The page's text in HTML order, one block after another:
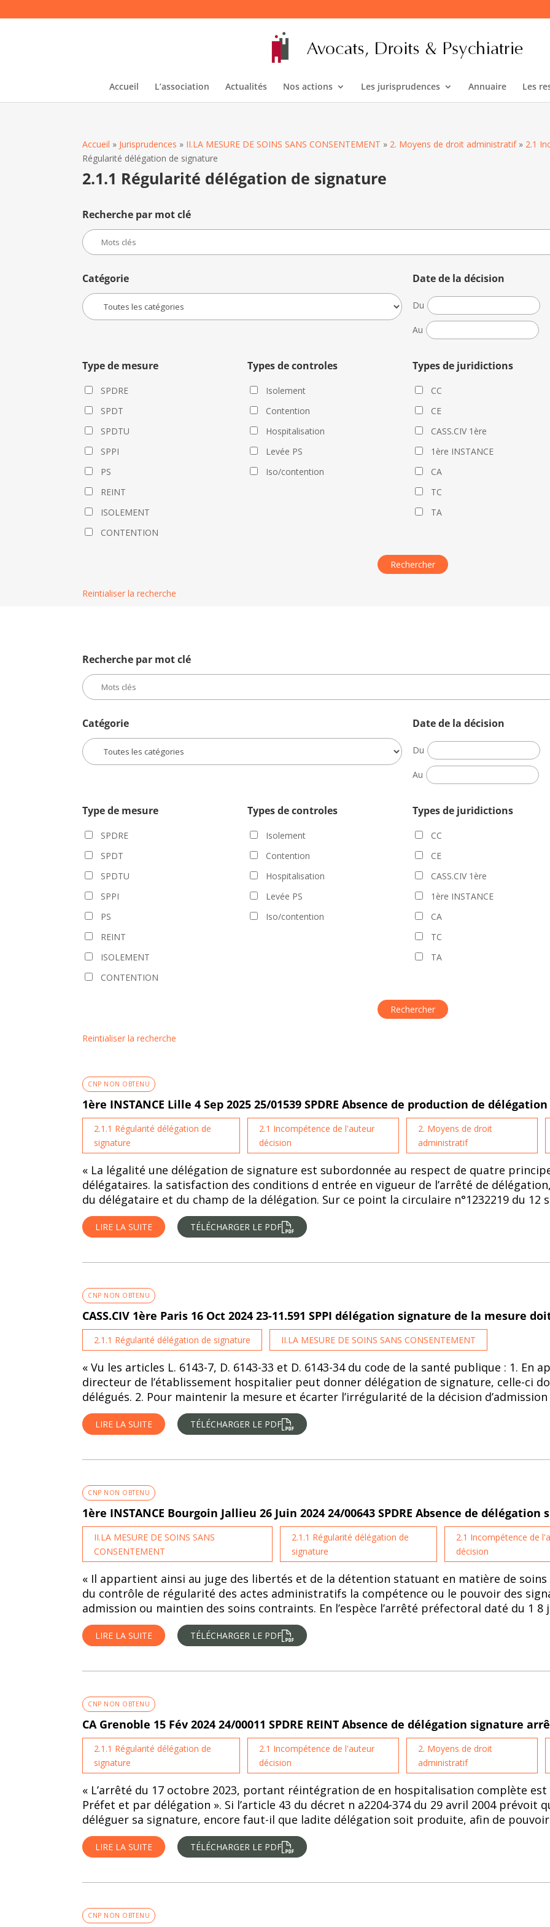
Accueil L’association Actualités Nos actions Les jurisprudences Annuaire Les
Accueil » Jurisprudences » II.LA MESURE DE SOINS SANS CONSENTEMENT » 2. Moyens de droit administratif» 2.1
Régularité délégation de signature
2.1.1 Régularité délégation de signature
Recherche par mot clé
Catégorie Date de la décision
Du Date
de
la
Au Date
de
décision
Type de mesure
SPDRE
SPDT
SPDTU
SPPI
PS
REINT
ISOLEMENT
CONTENTION
Types de controles
Isolement
Contention
Hospitalisation
Levée PS
Iso/contention
Types de juridictions
CC
CE
CASS.CIV 1ère
1ère INSTANCE
CA
TC
TA
Reintialiser la recherche
Recherche par mot clé
Catégorie Date de la décision
Du Date
de
la
Au Date
de
décision
Type de mesure
SPDRE
SPDT
SPDTU
SPPI
PS
REINT
ISOLEMENT
CONTENTION
Types de controles
Isolement
Contention
Hospitalisation
Levée PS
Iso/contention
Types de juridictions
CC
CE
CASS.CIV 1ère
1ère INSTANCE
CA
TC
TA
Reintialiser la recherche
CNP NON OBTENU
1ère INSTANCE Lille 4 Sep 2025 25/01539 SPDRE Absence de production de
2.1.1 Régularité délégation de
signature
2.1 Incompétence de l'auteur
décision
2. Moyens de droit
administratif
« La légalité une délégation de signature est subordonnée au respect de quatre
délégataires. la satisfaction des conditions d entrée en vigueur de l’arrêté de
du délégataire et du champ de la délégation. Sur ce point la circulaire n°1232219 du
LIRE LA SUITE TÉLÉCHARGER LE PDF
CNP NON OBTENU
CASS.CIV 1ère Paris 16 Oct 2024 23-11.591 SPPI délégation signature de la mesure
2.1.1 Régularité délégation de signature II.LA MESURE DE SOINS SANS CONSENTEMENT
« Vu les articles L. 6143-7, D. 6143-33 et D. 6143-34 du code de la santé publique : 1. En
directeur de l’établissement hospitalier peut donner délégation de signature, celle-ci
délégués. 2. Pour maintenir la mesure et écarter l’irrégularité de la décision
LIRE LA SUITE TÉLÉCHARGER LE PDF
CNP NON OBTENU
1ère INSTANCE Bourgoin Jallieu 26 Juin 2024 24/00643 SPDRE Absence de
II.LA MESURE DE SOINS SANS
CONSENTEMENT
2.1.1 Régularité délégation de
signature
2.1 Incompétence de
décision
« Il appartient ainsi au juge des libertés et de la détention statuant en matière de
du contrôle de régularité des actes administratifs la compétence ou le pouvoir des
admission ou maintien des soins contraints. En l’espèce l’arrêté préfectoral daté du 1 8
LIRE LA SUITE TÉLÉCHARGER LE PDF
CNP NON OBTENU
CA Grenoble 15 Fév 2024 24/00011 SPDRE REINT Absence de délégation signature
2.1.1 Régularité délégation de
signature
2.1 Incompétence de l'auteur
décision
2. Moyens de droit
administratif
« L’arrêté du 17 octobre 2023, portant réintégration de en hospitalisation complète
Préfet et par délégation ». Si l’article 43 du décret n a2204-374 du 29 avril 2004
déléguer sa signature, encore faut-il que ladite délégation soit produite, afin de
LIRE LA SUITE TÉLÉCHARGER LE PDF
CNP NON OBTENU